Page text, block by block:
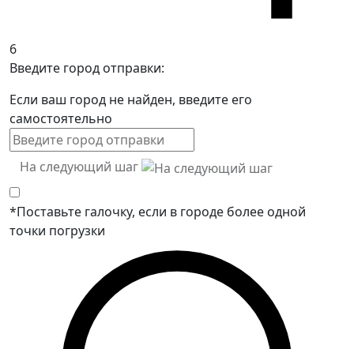
6
Введите город отправки:
Если ваш город не найден, введите его
самостоятельно
На следующий шаг
*Поставьте галочку, если в городе более одной
точки погрузки